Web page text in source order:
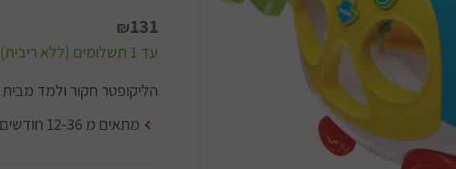
₪131
עד 1 תשלומים (ללא ריבית)
הליקופטר חקור ולמד מבית VTECH
מתאים מ 12-36 חודשים.